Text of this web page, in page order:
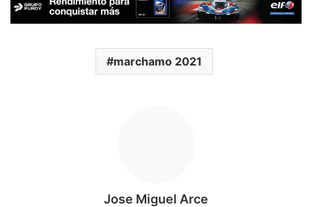
marchamo 2021
Jose Miguel Arce